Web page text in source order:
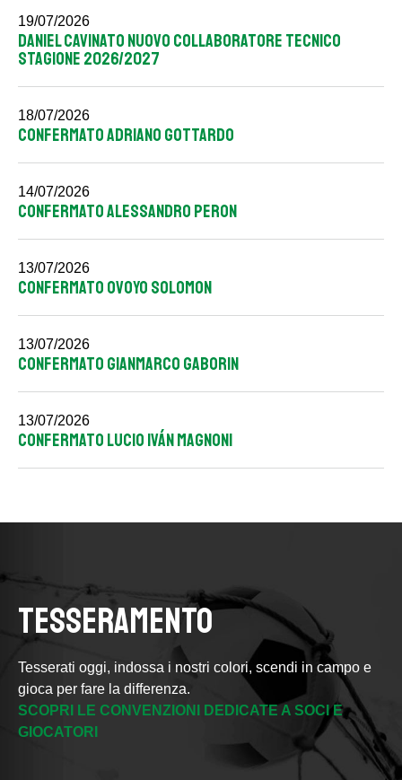
19/07/2026
DANIEL CAVINATO NUOVO COLLABORATORE TECNICO
STAGIONE 2026/2027
18/07/2026
CONFERMATO ADRIANO GOTTARDO
14/07/2026
CONFERMATO ALESSANDRO PERON
13/07/2026
CONFERMATO OVOYO SOLOMON
13/07/2026
CONFERMATO GIANMARCO GABORIN
13/07/2026
CONFERMATO LUCIO IVÁN MAGNONI
TESSERAMENTO
Tesserati oggi, indossa i nostri colori, scendi in campo e
gioca per fare la differenza.
SCOPRI LE CONVENZIONI DEDICATE A SOCI E
GIOCATORI